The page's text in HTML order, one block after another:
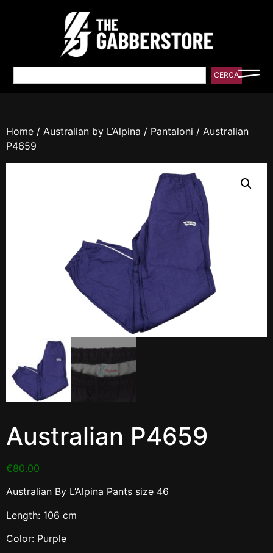
CERCA
Home / Australian by L’Alpina / Pantaloni / Australian
P4659
Australian P4659
€80.00
Australian By L’Alpina Pants size 46
Length: 106 cm
Color: Purple